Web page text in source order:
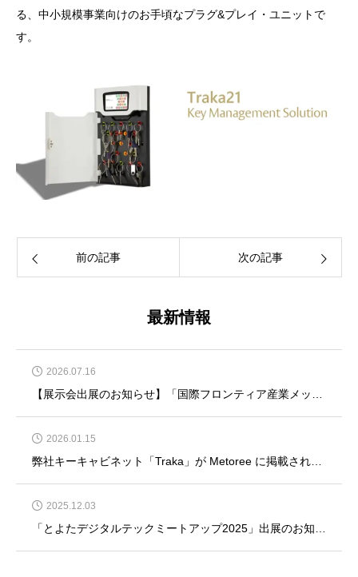
る、中小規模事業向けのお手頃なプラグ&プレイ・ユニットで
す。
前の記事 次の記事
最新情報
2026.07.16
2026.01.15
2025.12.03